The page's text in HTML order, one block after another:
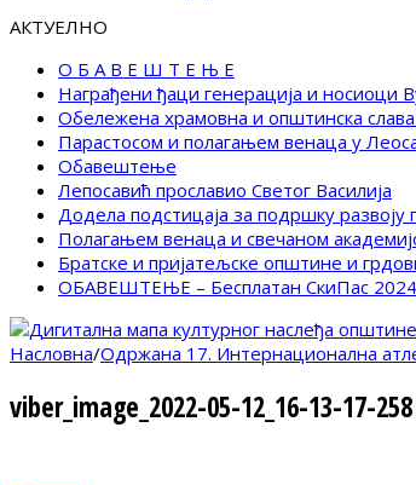
АКТУЕЛНО
О Б А В Е Ш Т Е Њ Е
Награђени ђаци генерација и носиоци
Обележена храмовна и општинска
Парастосом и полагањем венаца у
Обавештење
Лепосавић прославио Светог Василија
Додела подстицаја за подршку
Полагањем венаца и свечаном
Братске и пријатељске општине и
ОБАВЕШТЕЊЕ – Бесплатан СкиПас 2024
Насловна/Одржана 17. Интернационална
viber_image_2022-05-12_16-13-17-258